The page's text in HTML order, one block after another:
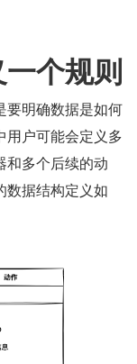
个规则
要明确数据是如何
用户可能会定义多
和多个后续的动
数据结构定义如